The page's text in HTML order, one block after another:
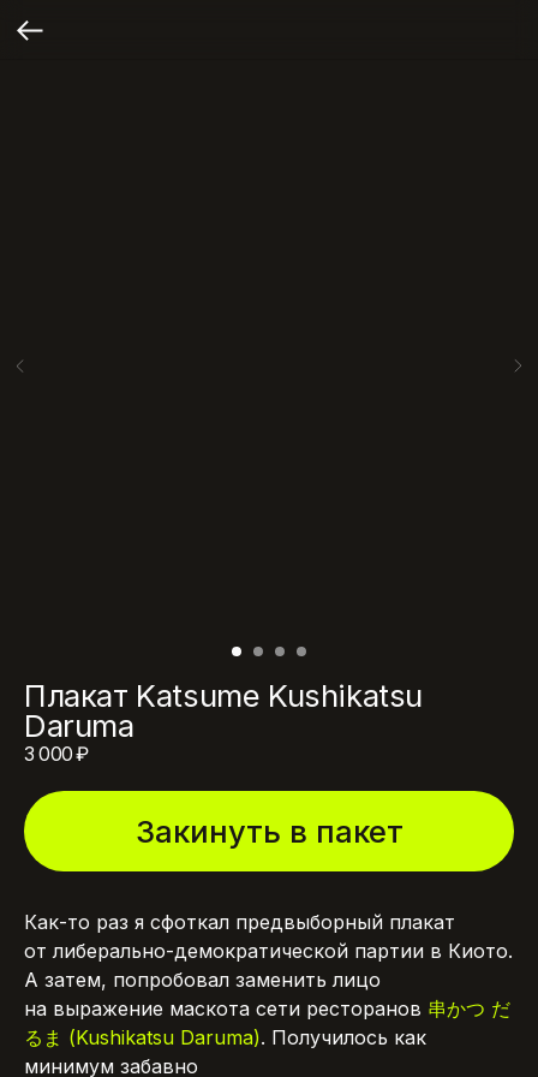
Плакат Katsume Kushikatsu
Daruma
3 000₽
Закинуть в пакет
Как-то раз я сфоткал предвыборный плакат
от либерально-демократической партии в Киото.
А затем, попробовал заменить лицо
на выражение маскота сети ресторанов 串かつ だ
るま (Kushikatsu Daruma). Получилось как
минимум забавно